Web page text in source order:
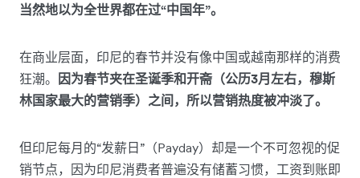
当然地以为全世界都在过“中国年”。
在商业层面，印尼的春节并没有像中国或越南那样的消费
狂潮。 因为春节夹在圣诞季和开斋（公历3月左右，穆斯
林国家最大的营销季）之间，所以营销热度被冲淡了。
但印尼每月的“发薪日”（Payday）却是一个不可忽视的促
销节点，因为印尼消费者普遍没有储蓄习惯，工资到账即